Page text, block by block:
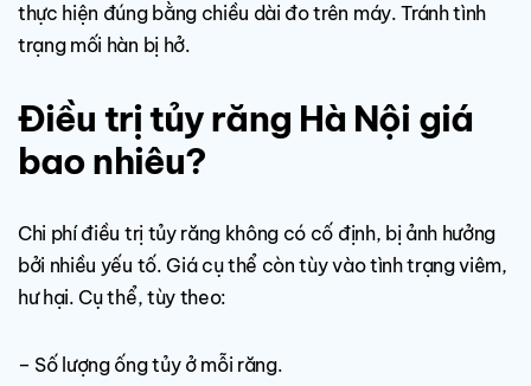
thực hiện đúng bằng chiều dài đo trên máy. Tránh tình
trạng mối hàn bị hở.
Điều trị tủy răng Hà Nội giá
bao nhiêu?
Chi phí điều trị tủy răng không có cố định, bị ảnh hưởng
bởi nhiều yếu tố. Giá cụ thể còn tùy vào tình trạng viêm,
hư hại. Cụ thể, tùy theo:
– Số lượng ống tủy ở mỗi răng.